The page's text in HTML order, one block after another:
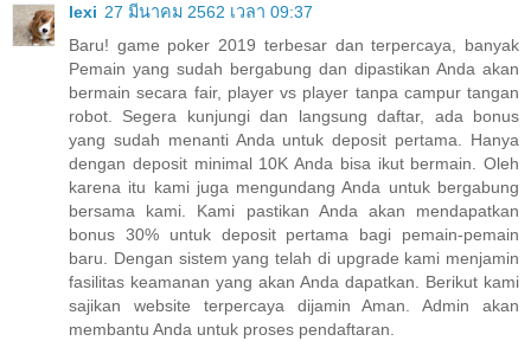
lexi 27 มีนาคม 2562 เวลา 09:37
Baru! game poker 2019 terbesar dan terpercaya, banyak
Pemain yang sudah bergabung dan dipastikan Anda akan
bermain secara fair, player vs player tanpa campur tangan
robot. Segera kunjungi dan langsung daftar, ada bonus
yang sudah menanti Anda untuk deposit pertama. Hanya
dengan deposit minimal 10K Anda bisa ikut bermain. Oleh
karena itu kami juga mengundang Anda untuk bergabung
bersama kami. Kami pastikan Anda akan mendapatkan
bonus 30% untuk deposit pertama bagi pemain-pemain
baru. Dengan sistem yang telah di upgrade kami menjamin
fasilitas keamanan yang akan Anda dapatkan. Berikut kami
sajikan website terpercaya dijamin Aman. Admin akan
membantu Anda untuk proses pendaftaran.